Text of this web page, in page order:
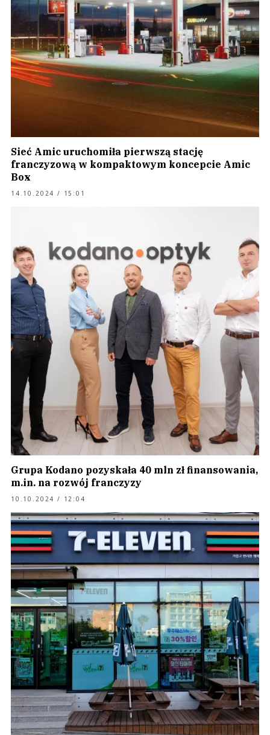
Sieć Amic uruchomiła pierwszą stację
franczyzową w kompaktowym koncepcie Amic
Box
14.10.2024 / 15:01
Grupa Kodano pozyskała 40 mln zł finansowania,
m.in. na rozwój franczyzy
10.10.2024 / 12:04